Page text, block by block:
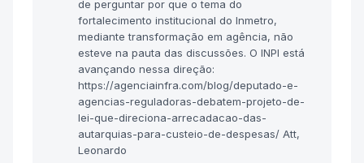
de perguntar por que o tema do
fortalecimento institucional do Inmetro,
mediante transformação em agência, não
esteve na pauta das discussões. O INPI está
avançando nessa direção:
https://agenciainfra.com/blog/deputado-e-
agencias-reguladoras-debatem-projeto-de-
lei-que-direciona-arrecadacao-das-
autarquias-para-custeio-de-despesas/ Att,
Leonardo